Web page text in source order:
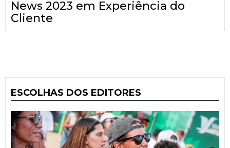
News 2023 em Experiência do
Cliente
ESCOLHAS DOS EDITORES